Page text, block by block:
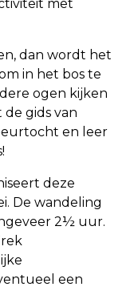
met
dan wordt het
in het bos te
ogen kijken
gids van
en leer
deze
De wandeling
2½ uur.
een